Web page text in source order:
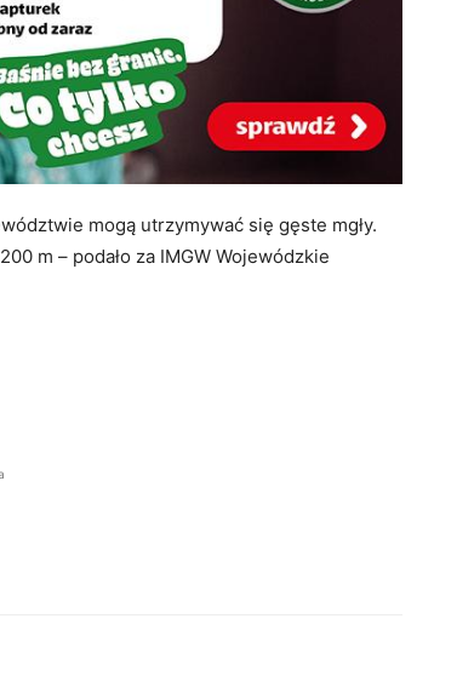
mogą utrzymywać się gęste mgły.
m – podało za IMGW Wojewódzkie